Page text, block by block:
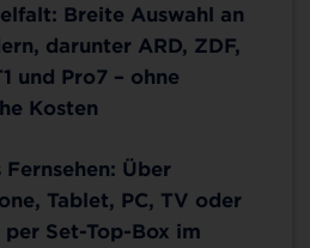
Breite Auswahl an
darunter ARD, ZDF,
und Pro7 – ohne
Kosten
Über
Tablet, PC, TV oder
per Set-Top-Box im